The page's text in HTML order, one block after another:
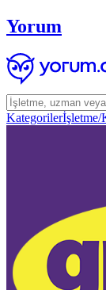
Yorum
Kategoriler